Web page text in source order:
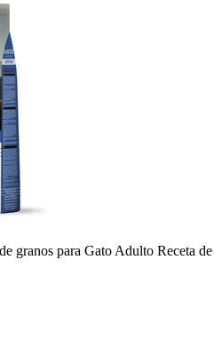
granos para Gato Adulto Receta de